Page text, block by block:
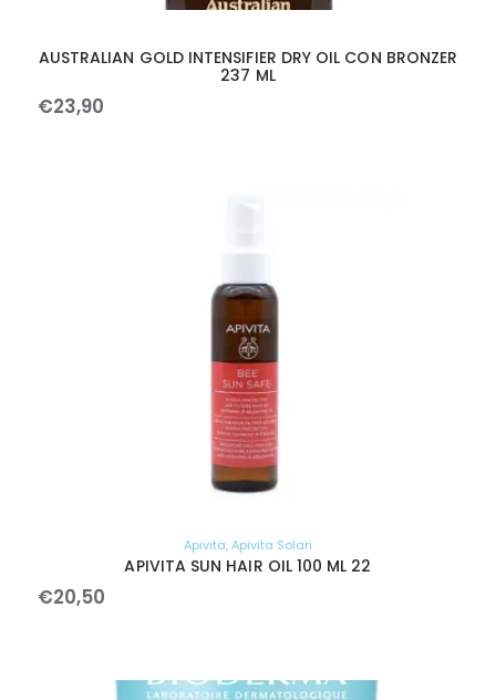
AUSTRALIAN GOLD INTENSIFIER DRY OIL CON BRONZER
237 ML
€23,90
Apivita,Apivita Solari
APIVITA SUN HAIR OIL 100 ML 22
€20,50